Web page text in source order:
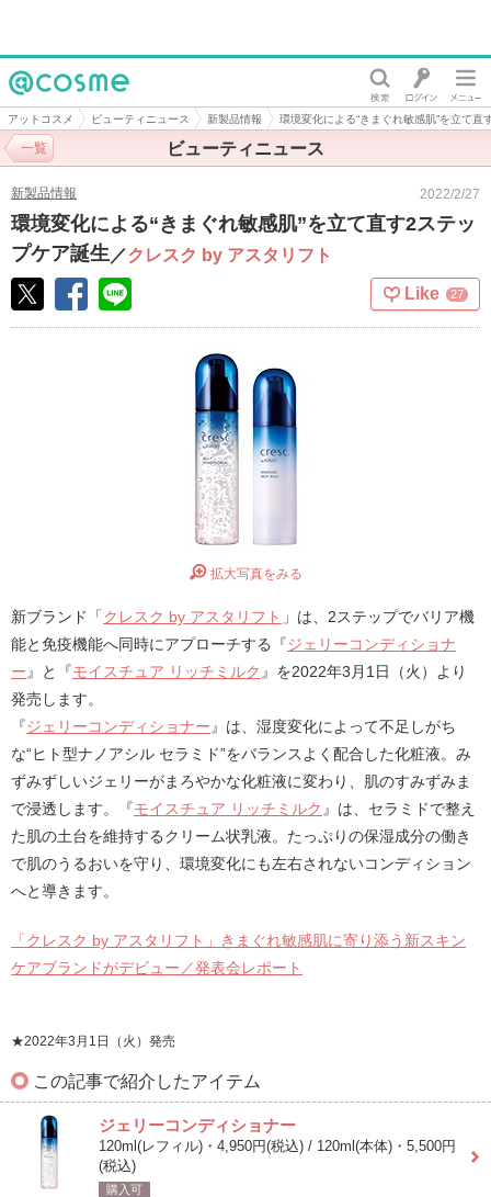
@cosme
アットコスメ ビューティニュース 新製品情報 環境変化による“きまぐれ敏感肌”を立て直
ビューティニュース
一覧
新製品情報 2022/2/27
環境変化による“きまぐれ敏感肌”を立て直す2ステッ
プケア誕生／クレスク by アスタリフト
Like 27
拡大写真をみる
新ブランド「クレスク by アスタリフト 」は、2ステップでバリア機
能と免疫機能へ同時にアプローチする『ジェリーコンディショナ
ー 』と『モイスチュア リッチミルク 』を2022年3月1日（火）より
発売します。
『ジェリーコンディショナー 』は、湿度変化によって不足しがち
な“ヒト型ナノアシル セラミド”をバランスよく配合した化粧液。み
ずみずしいジェリーがまろやかな化粧液に変わり、肌のすみずみま
で浸透します。『モイスチュア リッチミルク 』は、セラミドで整え
た肌の土台を維持するクリーム状乳液。たっぷりの保湿成分の働き
で肌のうるおいを守り、環境変化にも左右されないコンディション
へと導きます。
「クレスク by アスタリフト」きまぐれ敏感肌に寄り添う新スキン
ケアブランドがデビュー／発表会レポート
★2022年3月1日（火）発売
この記事で紹介したアイテム
ジェリーコンディショナー
120ml(レフィル)・4,950円(税込) / 120ml(本体)・5,500円
(税込)
購入可